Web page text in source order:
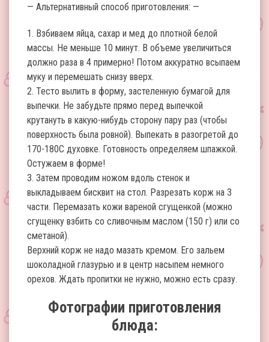
— Альтернативный способ приготовления: —
1. Взбиваем яйца, сахар и мед до плотной белой
массы. Не меньше 10 минут. В объеме увеличиться
должно раза в 4 примерно! Потом аккуратно всыпаем
муку и перемешать снизу вверх.
2. Тесто вылить в форму, застеленную бумагой для
выпечки. Не забудьте прямо перед выпечкой
крутануть в какую-нибудь сторону пару раз (чтобы
поверхность была ровной). Выпекать в разогретой до
170-180С духовке. Готовность определяем шпажкой.
Остужаем в форме!
3. Затем проводим ножом вдоль стенок и
выкладываем бисквит на стол. Разрезать корж на 3
части. Перемазать кожи вареной сгущенкой (можно
сгущенку взбить со сливочным маслом (150 г) или со
сметаной).
Верхний корж не надо мазать кремом. Его зальем
шоколадной глазурью и в центр насыпем немного
орехов. Ждать пропитки не нужно, можно есть сразу.
Фотографии приготовления
блюда: